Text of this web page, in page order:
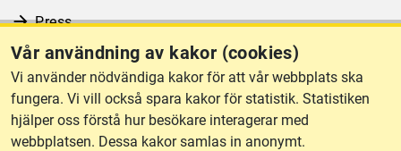
Vår användning av kakor (cookies)
Vi använder nödvändiga kakor för att vår webbplats ska
fungera. Vi vill också spara kakor för statistik. Statistiken
hjälper oss förstå hur besökare interagerar med
webbplatsen. Dessa kakor samlas in anonymt.
Press
RSS
Om webbplatsen